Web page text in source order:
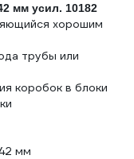
мм усил. 10182
хорошим
трубы или
коробок в блоки
мм